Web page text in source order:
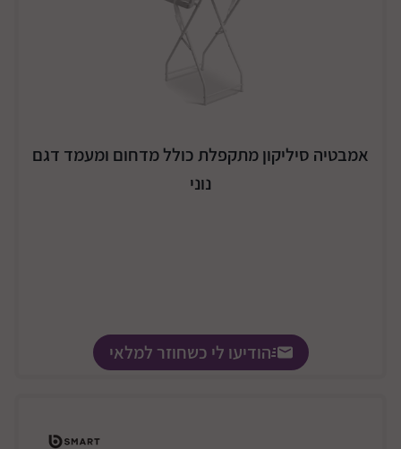
אמבטיה סיליקון מתקפלת כולל מדחום ומעמד דגם
נוני
הודיעו לי כשחוזר למלאי